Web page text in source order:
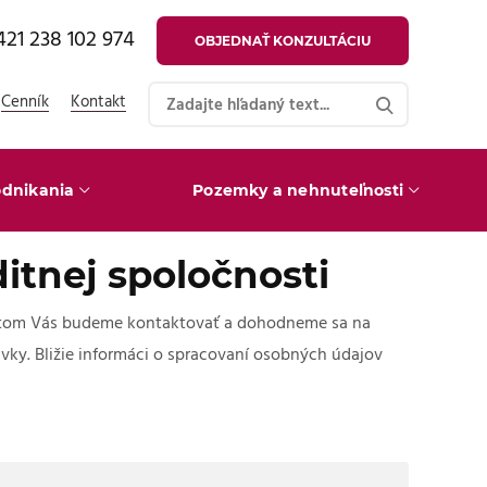
238 102 974 OBJEDNAŤ KONZULTÁCIU
Cenník Kontakt
Pozemky a nehnuteľnosti
spoločnosti
Vás budeme kontaktovať a dohodneme sa na
Bližie informáci o spracovaní osobných údajov